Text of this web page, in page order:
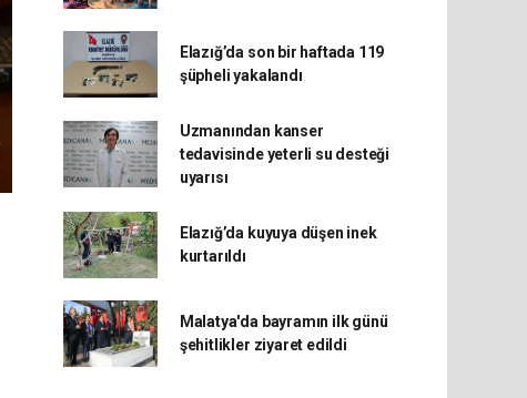
Elazığ’da son bir haftada 119
şüpheli yakalandı
Uzmanından kanser
tedavisinde yeterli su desteği
uyarısı
Elazığ’da kuyuya düşen inek
kurtarıldı
Malatya'da bayramın ilk günü
şehitlikler ziyaret edildi